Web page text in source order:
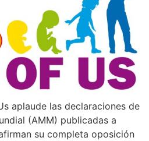
aplaude las declaraciones de
(AMM) publicadas a
su completa oposición